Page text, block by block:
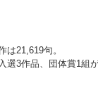
21,619句。
選3作品、団体賞1組